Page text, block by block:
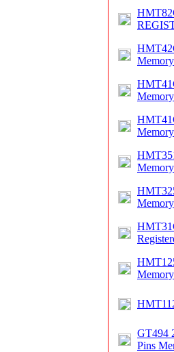
Memory
Memory
Memory
Memory
Memory
Memory
GT494
Pins